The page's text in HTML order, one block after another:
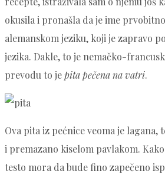
okusila i pronašla da je ime
alemanskom jeziku, koji je zapravo
jezika. Dakle, to je nemačko-
prevodu to jepita pečena na vatri.
Ova pita iz pećnice veoma je lagana,
i premazano kiselom pavlakom.
testo mora da bude fino zapečeno